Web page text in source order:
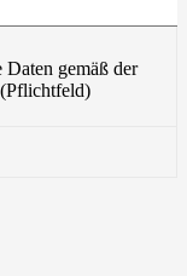
Daten gemäß der